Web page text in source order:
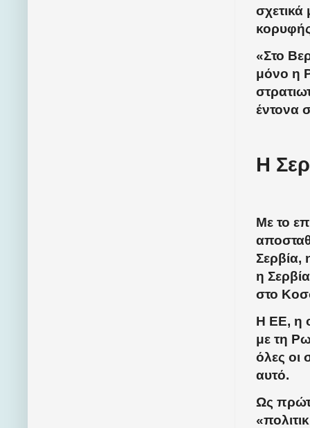
«Στο
μόνο η
έντονα
Η
Με το
Σερβία,
η
στο
Η ΕΕ, η
με τη
όλες οι
αυτό.
Ως